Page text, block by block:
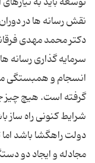
دکتر محمد مهدی
سرمایه گذاری رسانه
انسجام و همبستگی
گرفته است. هیچ چیز
شرایط کنونی راه ساز
دولت راهگشا باشد
مجادله و ایجاد دو